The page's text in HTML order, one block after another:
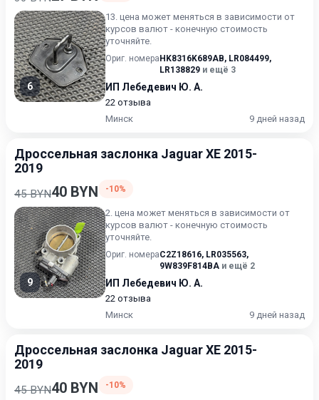
6
13. цена может меняться в зависимости от
курсов валют - конечную стоимость
уточняйте.
Ориг. номера HK8316K689AB, LR084499,
LR138829 и ещё 3
ИП Лебедевич Ю. А.
22 отзыва
Минск
9 дней назад
Дроссельная заслонка Jaguar XE 2015-
2019
45 BYN40 BYN -10%
9
2. цена может меняться в зависимости от
курсов валют - конечную стоимость
уточняйте.
Ориг. номераC2Z18616, LR035563,
9W839F814BA и ещё 2
ИП Лебедевич Ю. А.
22 отзыва
Минск
9 дней назад
Дроссельная заслонка Jaguar XE 2015-
2019
45 BYN40 BYN -10%